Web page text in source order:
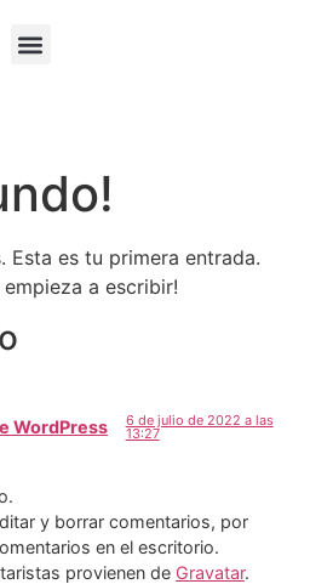
Esta es tu primera entrada.
a escribir!
WordPress
6 de julio de 2022 a las
13:27
y borrar comentarios, por
en el escritorio.
provienen de Gravatar.